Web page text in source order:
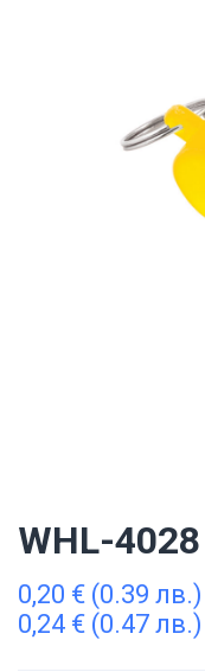
WHL-
0,20 € (0.39
0,24 € (0.47